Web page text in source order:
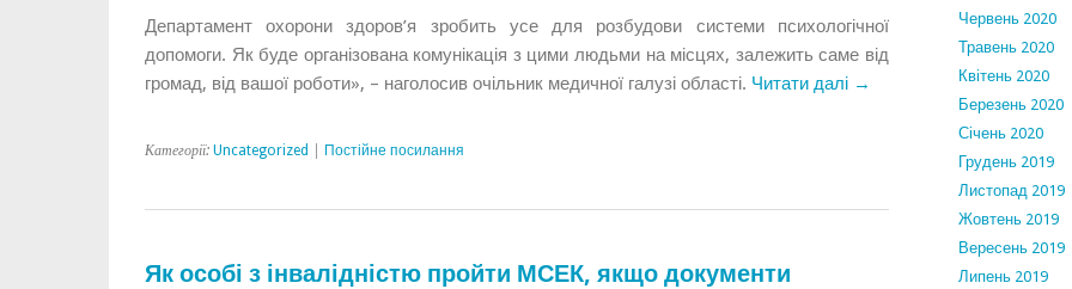
Департамент охорони здоров’я зробить усе для розбудови системи психологічної
допомоги. Як буде організована комунікація з цими людьми на місцях, залежить саме від
громад, від вашої роботи», – наголосив очільник медичної галузі області. Читати далі →
Категорії: Uncategorized Постійне посилання
Як особі з інвалідністю пройти МСЕК, якщо документи
Червень 2020
Травень 2020
Квітень 2020
Березень 2020
Січень 2020
Грудень 2019
Листопад 2019
Жовтень 2019
Вересень 2019
Липень 2019